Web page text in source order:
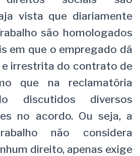
vista que diariamente
são homologados
em que o empregado dá
irrestrita do contrato de
que na reclamatória
discutidos diversos
no acordo. Ou seja, a
não considera
direito, apenas exige